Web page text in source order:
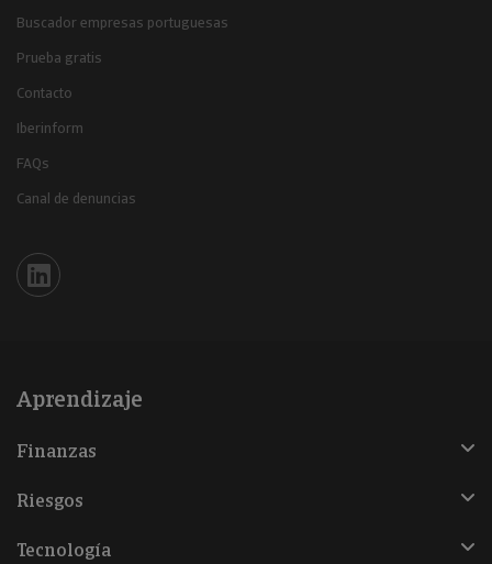
Buscador empresas portuguesas
Prueba gratis
Contacto
Iberinform
FAQs
Canal de denuncias
Iberinform en Linkedin
Aprendizaje
Finanzas
Riesgos
Tecnología